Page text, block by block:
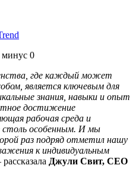
минус 0
где каждый может
является ключевым для
знания, навыки и опыт
достижение
рабочая среда и
столь особенным. И мы
раз подряд отметил нашу
к индивидуальным
рассказала Джули Свит, CEO